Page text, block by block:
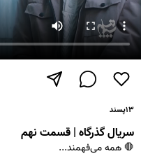
۱۳پسند
سریال گذرگاه | قسمت نهم
🛑 همه می‌فهمند...